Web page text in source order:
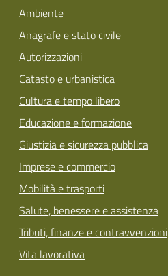
Ambiente
Anagrafe e stato civile
Autorizzazioni
Catasto e urbanistica
Cultura e tempo libero
Educazione e formazione
Giustizia e sicurezza pubblica
Imprese e commercio
Mobilità e trasporti
Salute, benessere e assistenza
Tributi, finanze e contravvenzioni
Vita lavorativa